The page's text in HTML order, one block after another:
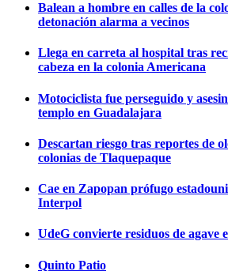
Balean a hombre en calles de la
detonación alarma a vecinos
Llega en carreta al hospital tras
cabeza en la colonia Americana
Motociclista fue perseguido y
templo en Guadalajara
Descartan riesgo tras reportes de
colonias de Tlaquepaque
Cae en Zapopan prófugo
Interpol
UdeG convierte residuos de agave
Quinto Patio